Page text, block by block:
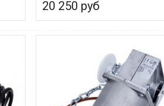
20 250 руб